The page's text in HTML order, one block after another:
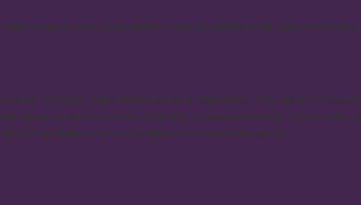
uma rotina de sono consistente e criar um ambiente de sono
distinguir entre mitos, teorias e realidades. Considerar as
ajudar a melhorar o sono infantil e, consequentemente, o bem-estar
um pediatra ou um especialista em sono pode ser útil.